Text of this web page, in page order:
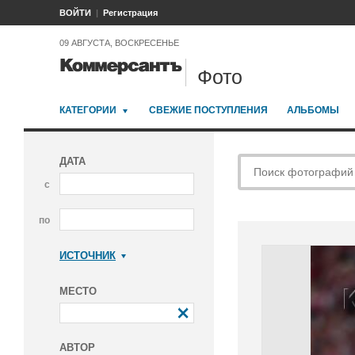
ВОЙТИ Регистрация
09 АВГУСТА, ВОСКРЕСЕНЬЕ
Фото
КАТЕГОРИИ СВЕЖИЕ ПОСТУПЛЕНИЯ АЛЬБОМЫ
ДАТА
с
по
ИСТОЧНИК
МЕСТО
АВТОР